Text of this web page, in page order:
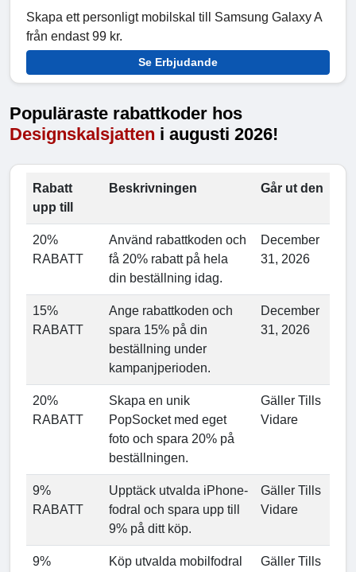
Skapa ett personligt mobilskal till Samsung Galaxy A
från endast 99 kr.
Se Erbjudande
Populäraste rabattkoder hos
Designskalsjatten i augusti 2026!
Rabatt
upp till
Beskrivningen Går ut den
20%
RABATT
Använd rabattkoden och
få 20% rabatt på hela
din beställning idag.
December
31, 2026
15%
RABATT
Ange rabattkoden och
spara 15% på din
beställning under
kampanjperioden.
December
31, 2026
20%
RABATT
Skapa en unik
PopSocket med eget
foto och spara 20% på
beställningen.
Gäller Tills
Vidare
9%
RABATT
Upptäck utvalda iPhone-
fodral och spara upp till
9% på ditt köp.
Gäller Tills
Vidare
9%
Köp utvalda mobilfodral
Gäller Tills